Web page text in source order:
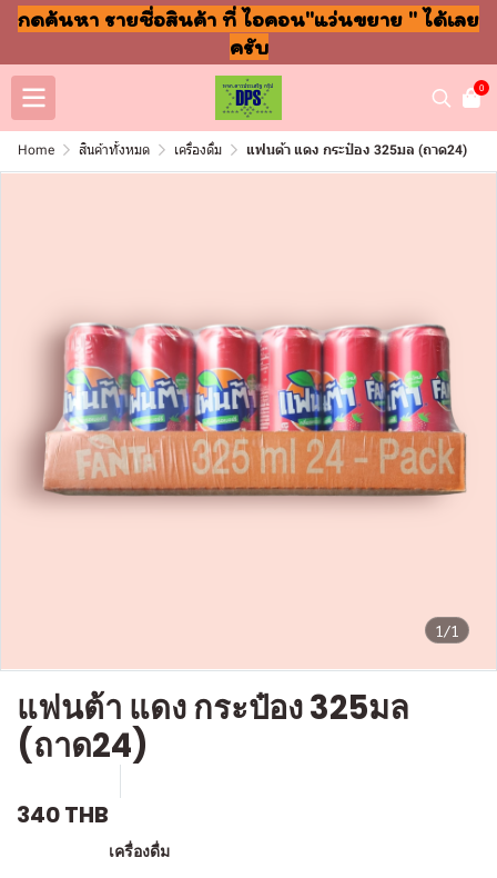
กดค้นหา รายชื่อสินค้า ที่ ไอคอน"แว่นขยาย " ได้เลย
ครับ
0
Home สินค้าทั้งหมด เครื่องดื่ม แฟนต้า แดง กระป๋อง 325มล (ถาด24)
1/1
แฟนต้า แดง กระป๋อง 325มล
(ถาด24)
340 THB
เครื่องดื่ม